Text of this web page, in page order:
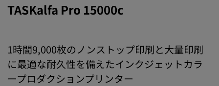
TASKalfa Pro 15000c
1時間9,000枚のノンストップ印刷と大量印刷
に最適な耐久性を備えたインクジェットカラ
ープロダクションプリンター